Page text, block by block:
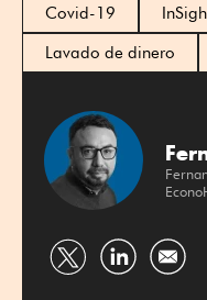
Covid-19
Lavado de dinero
CompartirCompartir